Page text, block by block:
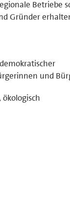
Betriebe
Gründer
und